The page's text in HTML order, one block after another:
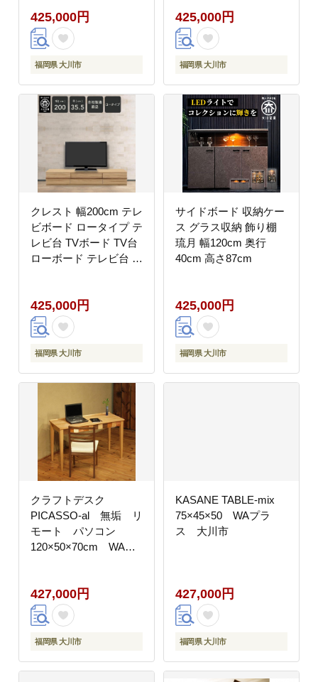
425,000円
福岡県 大川市
425,000円
福岡県 大川市
クレスト 幅200cm テレ
ビボード ロータイプ テ
レビ台 TVボード TV台
ローボード テレビ台 ロ
製 大川家具
425,000円
福岡県 大川市
サイドボード 収納ケー
ス グラス収納 飾り棚
琉月 幅120cm 奥行
40cm 高さ87cm
425,000円
福岡県 大川市
クラフトデスク
PICASSO-al 無垢 リ
モート パソコン
120×50×70cm WAプ
427,000円
福岡県 大川市
KASANE TABLE-mix
75×45×50 WAプラ
ス 大川市
427,000円
福岡県 大川市